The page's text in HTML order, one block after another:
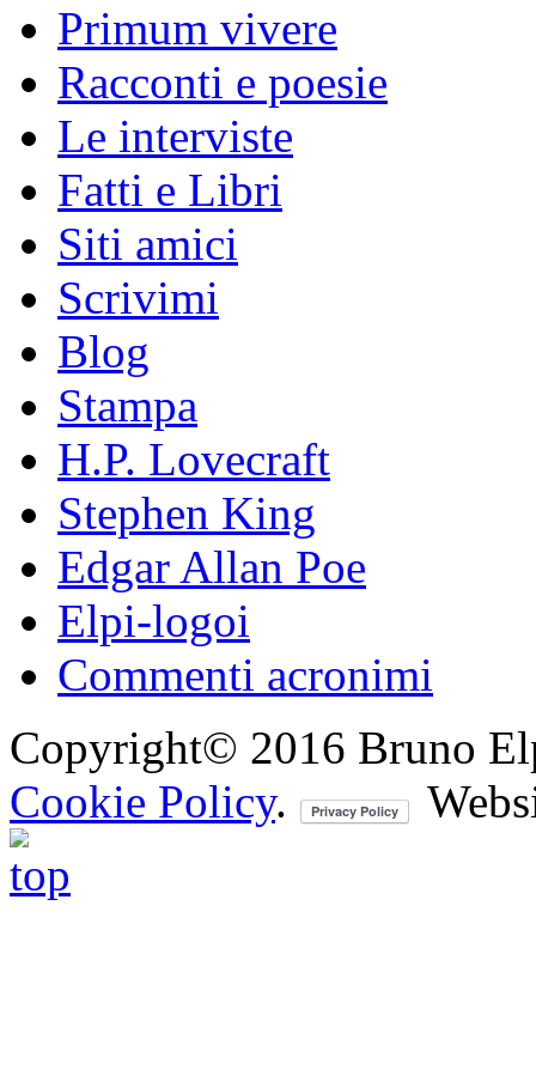
Primum vivere
Racconti e poesie
Le interviste
Fatti e Libri
Siti amici
Scrivimi
Blog
Stampa
H.P. Lovecraft
Stephen King
Edgar Allan Poe
Elpi-logoi
Commenti acronimi
Copyright© 2016 Bruno
Cookie Policy.